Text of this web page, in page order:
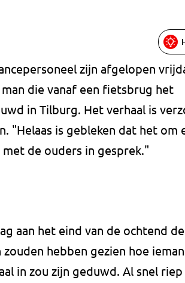
zijn afgelopen
die vanaf een fietsbrug het
in Tilburg. Het verhaal is
"Helaas is gebleken dat het om
de ouders in gesprek."
aan het eind van de ochtend
hebben gezien hoe
in zou zijn geduwd. Al snel